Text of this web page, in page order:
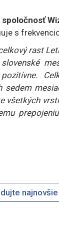
s
rast
sedem
všetkých
prepojeniu